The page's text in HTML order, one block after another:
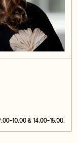
10.00 & 14.00-15.00.